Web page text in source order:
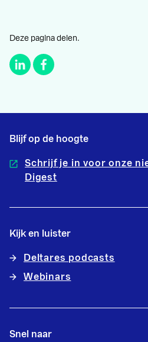
Deze pagina delen.
Blijf op de hoogte
Schrijf je in voor onze
Digest
Kijk en luister
Deltares podcasts
Webinars
Snel naar